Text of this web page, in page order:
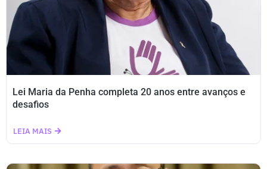
Lei Maria da Penha completa 20 anos entre avanços e
desafios
LEIA MAIS